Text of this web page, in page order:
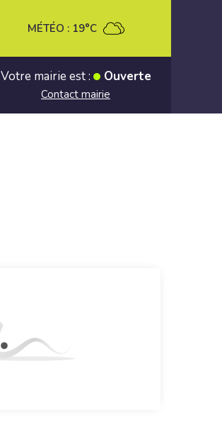
MÉTÉO : 19°C
Votre mairie est : Ouverte
Contact mairie